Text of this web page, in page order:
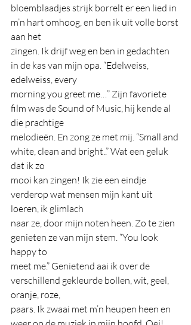
bloemblaadjes strijk borrelt er een lied in
m’n hart omhoog, en ben ik uit volle borst
aan het
zingen. Ik drijf weg en ben in gedachten
in de kas van mijn opa. “Edelweiss,
edelweiss, every
morning you greet me…” Zijn favoriete
film was de Sound of Music, hij kende al
die prachtige
melodieën. En zong ze met mij. “Small and
white, clean and bright..” Wat een geluk
dat ik zo
mooi kan zingen! Ik zie een eindje
verderop wat mensen mijn kant uit
loeren, ik glimlach
naar ze, door mijn noten heen. Zo te zien
genieten ze van mijn stem. “You look
happy to
meet me.” Genietend aai ik over de
verschillend gekleurde bollen, wit, geel,
oranje, roze,
paars. Ik zwaai met m’n heupen heen en